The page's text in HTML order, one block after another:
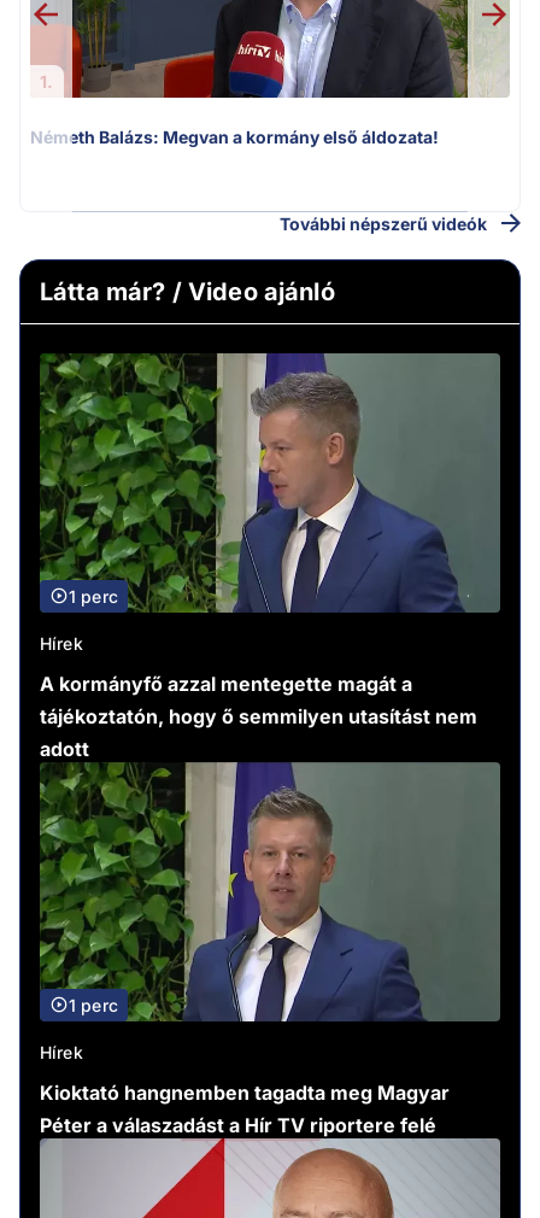
1.
Németh Balázs: Megvan a kormány első áldozata!
További népszerű videók
Látta már? / Video ajánló
1 perc
Hírek
A kormányfő azzal mentegette magát a
tájékoztatón, hogy ő semmilyen utasítást nem
adott
1 perc
Hírek
Kioktató hangnemben tagadta meg Magyar
Péter a válaszadást a Hír TV riportere felé